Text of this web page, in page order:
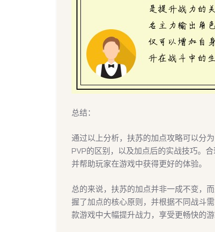
总结：
通过以上分析，扶苏的加点攻略可以分
PVP的区别，以及加点后的实战技巧。
并帮助玩家在游戏中获得更好的体验。
总的来说，扶苏的加点并非一成不变，
握了加点的核心原则，并根据不同战斗
款游戏中大幅提升战力，享受更畅快的游